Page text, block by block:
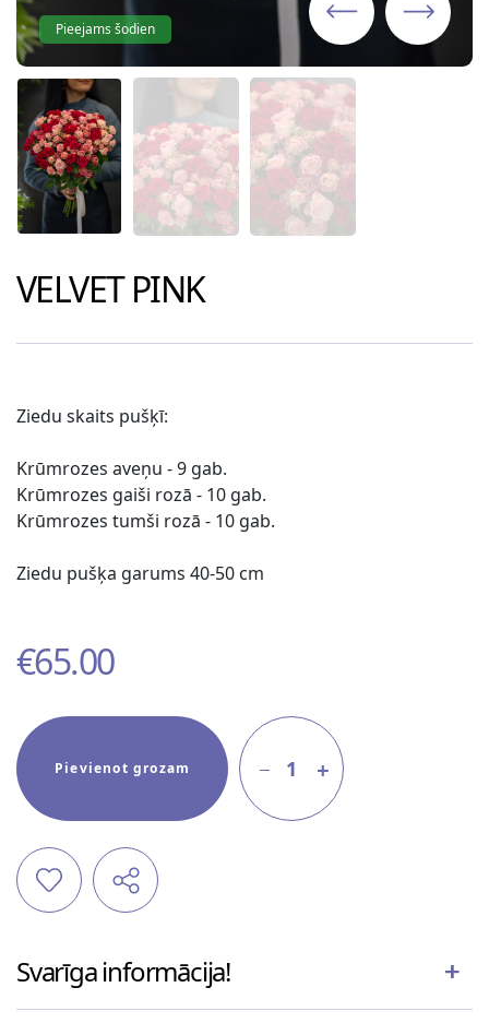
Pieejams šodien
VELVET PINK
Ziedu skaits pušķī:
Krūmrozes aveņu - 9 gab.
Krūmrozes gaiši rozā - 10 gab.
Krūmrozes tumši rozā - 10 gab.
Ziedu pušķa garums 40-50 cm
€65.00
Pievienot grozam 1
Svarīga informācija!